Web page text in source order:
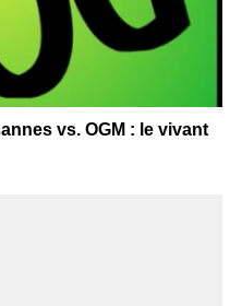
vs. OGM : le vivant